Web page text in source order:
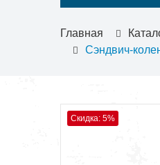
Главная
Сэндвич-
Скидка: 5%